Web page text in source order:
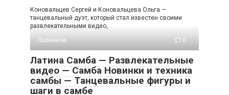
Коновальцев Сергей и Коновальцева Ольга —
танцевальный дуэт, который стал известен своими
развлекательными видео,
Полезное
0
Латина Самба — Развлекательные
видео — Самба Новинки и техника
самбы — Танцевальные фигуры и
шаги в самбе